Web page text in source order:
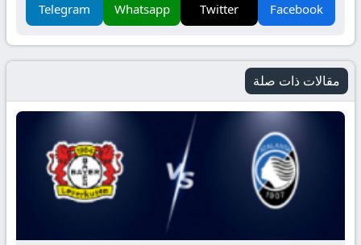
Facebook
Twitter
Whatsapp
Telegram
مقالات ذات صلة